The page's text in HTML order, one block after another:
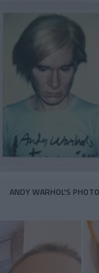
ANDY WARHOL'S